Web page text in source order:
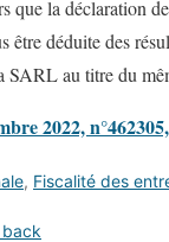
que la déclaration
être déduite des
au titre du
2022,
, Fiscalité des